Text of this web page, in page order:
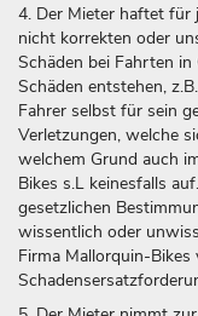
4. Der Mieter haftet für
nicht korrekten oder
Schäden bei Fahrten
Schäden entstehen,
Fahrer selbst für sein
Verletzungen, welche
welchem Grund auch
Bikes s.L keinesfalls
gesetzlichen
wissentlich oder
Firma Mallorquin-Bikes